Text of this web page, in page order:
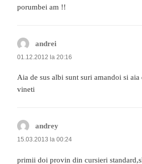
porumbei am !!
andrei
01.12.2012 la 20:16
Aia de sus albi sunt suri amandoi si
vineti
andrey
15.03.2013 la 00:24
primii doi provin din cursieri